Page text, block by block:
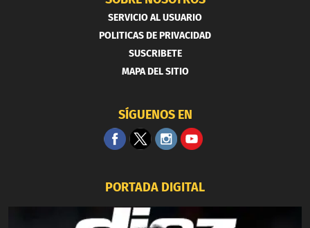
SERVICIO AL USUARIO
POLITICAS DE PRIVACIDAD
SUSCRIBETE
MAPA DEL SITIO
SÍGUENOS EN
PORTADA DIGITAL